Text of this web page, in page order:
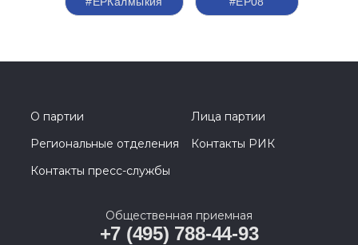
О партии
Лица партии
Региональные отделения
Контакты РИК
Контакты пресс-службы
Общественная приемная
+7 (495) 788-44-93